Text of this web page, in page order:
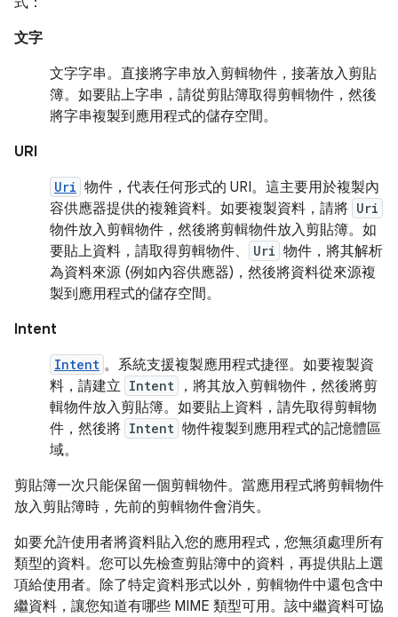
文字
文字字串。直接將字串放入剪輯物件，接著放入剪貼
簿。如要貼上字串，請從剪貼簿取得剪輯物件，然後
將字串複製到應用程式的儲存空間。
URI
Uri 物件，代表任何形式的 URI。這主要用於複製內
容供應器提供的複雜資料。如要複製資料，請將 Uri
物件放入剪輯物件，然後將剪輯物件放入剪貼簿。如
要貼上資料，請取得剪輯物件、
Uri 物件，將其解析
為資料來源 (例如內容供應器)，然後將資料從來源複
製到應用程式的儲存空間。
Intent
Intent 。系統支援複製應用程式捷徑。如要複製資
料，請建立 Intent
，將其放入剪輯物件，然後將剪
輯物件放入剪貼簿。如要貼上資料，請先取得剪輯物
件，然後將 Intent 物件複製到應用程式的記憶體區
域。
剪貼簿一次只能保留一個剪輯物件。當應用程式將剪輯物件
放入剪貼簿時，先前的剪輯物件會消失。
如要允許使用者將資料貼入您的應用程式，您無須處理所有
類型的資料。您可以先檢查剪貼簿中的資料，再提供貼上選
項給使用者。除了特定資料形式以外，剪輯物件中還包含中
繼資料，讓您知道有哪些 MIME 類型可用。該中繼資料可協